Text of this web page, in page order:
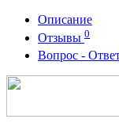
Описание
Отзывы 0
Вопрос -